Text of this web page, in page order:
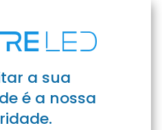
a sua
é a nossa